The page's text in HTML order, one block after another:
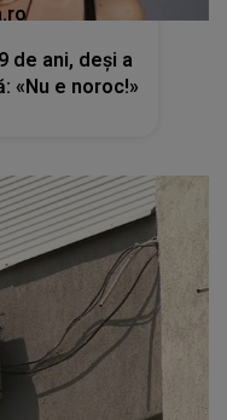
de ani, deși a
«Nu e noroc!»